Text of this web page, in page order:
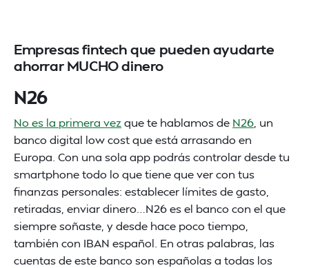
Empresas fintech que pueden ayudarte
ahorrar MUCHO dinero
N26
No es la primera vezque te hablamos de N26 , un
banco digital low cost que está arrasando en
Europa. Con una sola app podrás controlar desde tu
smartphone todo lo que tiene que ver con tus
finanzas personales: establecer límites de gasto,
retiradas, enviar dinero…N26 es el banco con el que
siempre soñaste, y desde hace poco tiempo,
también con IBAN español. En otras palabras, las
cuentas de este banco son españolas a todas los